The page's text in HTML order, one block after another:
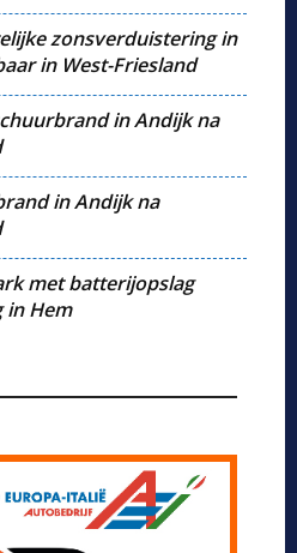
zonsverduistering in
in West-Friesland
in Andijk na
in Andijk na
met batterijopslag
in Hem